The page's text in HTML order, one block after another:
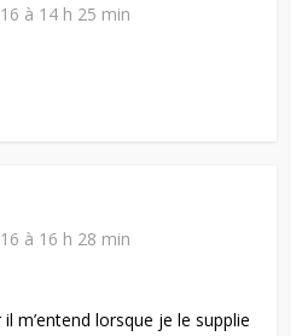
à 14 h 25 min
à 16 h 28 min
il m’entend lorsque je le supplie